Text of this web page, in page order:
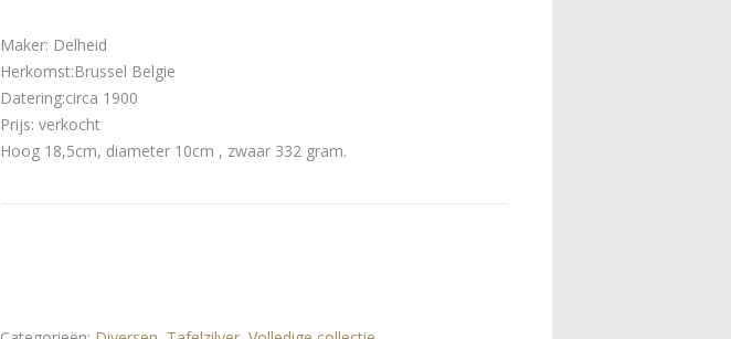
Maker: Delheid
Herkomst:Brussel Belgie
Datering:circa 1900
Prijs: verkocht
Hoog 18,5cm, diameter 10cm , zwaar 332 gram.